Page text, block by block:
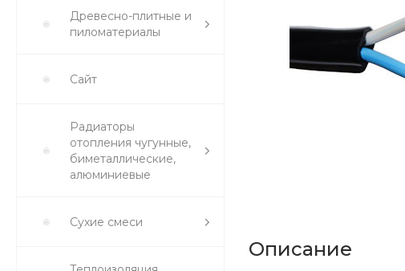
Древесно-плитные и
пиломатериалы
Сайт
Радиаторы
отопления чугунные,
биметаллические,
алюминиевые
Сухие смеси
Описание